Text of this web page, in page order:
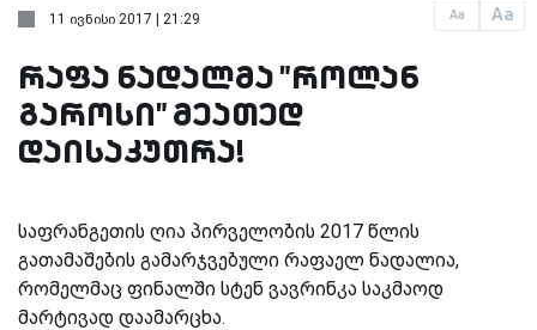
Aa Aa
11 ივნისი 2017 | 21:29
რაფა ნადალმა "როლან
გაროსი" მეათედ
დაისაკუთრა!
საფრანგეთის ღია პირველობის 2017 წლის
გათამაშების გამარჯვებული რაფაელ ნადალია,
რომელმაც ფინალში სტენ ვავრინკა საკმაოდ
მარტივად დაამარცხა.